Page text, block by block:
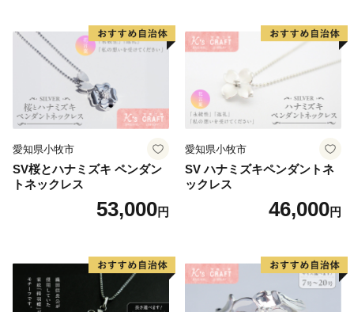
愛知県小牧市
SV桜とハナミズキ ペンダン
トネックレス
53,000円
愛知県小牧市
SV ハナミズキペンダントネ
ックレス
46,000円